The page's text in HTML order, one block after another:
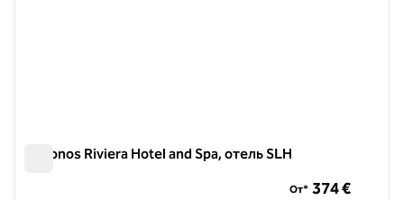
Mykonos Riviera Hotel and Spa, отель SLH
От* 374 €